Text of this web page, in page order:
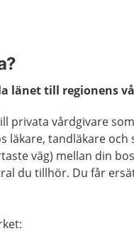
länet till regionens
privata vårdgivare
läkare, tandläkare
väg) mellan din
du tillhör. Du får